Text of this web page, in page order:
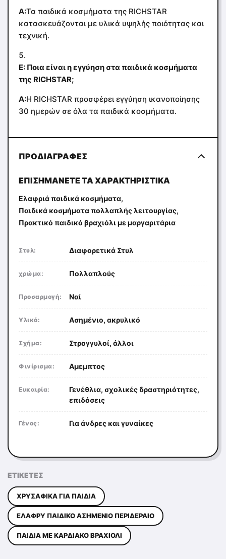
Α:Τα παιδικά κοσμήματα της RICHSTAR
κατασκευάζονται με υλικά υψηλής ποιότητας και
τεχνική.
Ε: Ποια είναι η εγγύηση στα παιδικά κοσμήματα
της RICHSTAR;
Α:Η RICHSTAR προσφέρει εγγύηση ικανοποίησης
30 ημερών σε όλα τα παιδικά κοσμήματα.
ΠΡΟΔΙΑΓΡΑΦΈΣ
ΕΠΙΣΗΜΆΝΕΤΕ ΤΑ ΧΑΡΑΚΤΗΡΙΣΤΙΚΆ
Ελαφριά παιδικά κοσμήματα,
Παιδικά κοσμήματα πολλαπλής λειτουργίας,
Πρακτικό παιδικό βραχιόλι με μαργαριτάρια
Στυλ: Διαφορετικά Στυλ
χρώμα: Πολλαπλούς
Προσαρμογή: Ναί
Υλικό: Ασημένιο, ακρυλικό
Σχήμα: Στρογγυλοί, άλλοι
Φινίρισμα: Αμεμπτος
Ευκαιρία:
Γενέθλια, σχολικές δραστηριότητες,
επιδόσεις
Γένος: Για άνδρες και γυναίκες
ΕΤΙΚΈΤΕΣ
ΧΡΥΣΑΦΙΚΆ ΓΙΑ ΠΑΙΔΙΆ
ΕΛΑΦΡΎ ΠΑΙΔΙΚΌ ΑΣΗΜΈΝΙΟ ΠΕΡΙΔΈΡΑΙΟ
ΠΑΙΔΙΆ ΜΕ ΚΑΡΔΙΑΚΌ ΒΡΑΧΙΌΛΙ